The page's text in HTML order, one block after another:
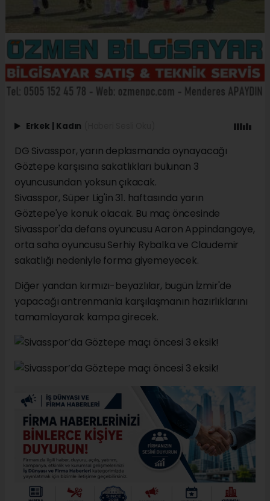
Erkek | Kadın
DG Sivasspor, yarın deplasmanda oynayacağı
Göztepe karşısına sakatlıkları bulunan 3
oyuncusundan yoksun çıkacak.
Sivasspor, Süper Lig'in 31. haftasında yarın
Göztepe'ye konuk olacak. Bu maç öncesinde
Sivasspor'da defans oyuncusu Aaron Appindangoye,
orta saha oyuncusu Serhiy Rybalka ve Claudemir
sakatlığı nedeniyle forma giyemeyecek.
Diğer yandan kırmızı-beyazlılar, bugün İzmir'de
yapacağı antrenmanla karşılaşmanın hazırlıklarını
tamamlayarak kampa girecek.